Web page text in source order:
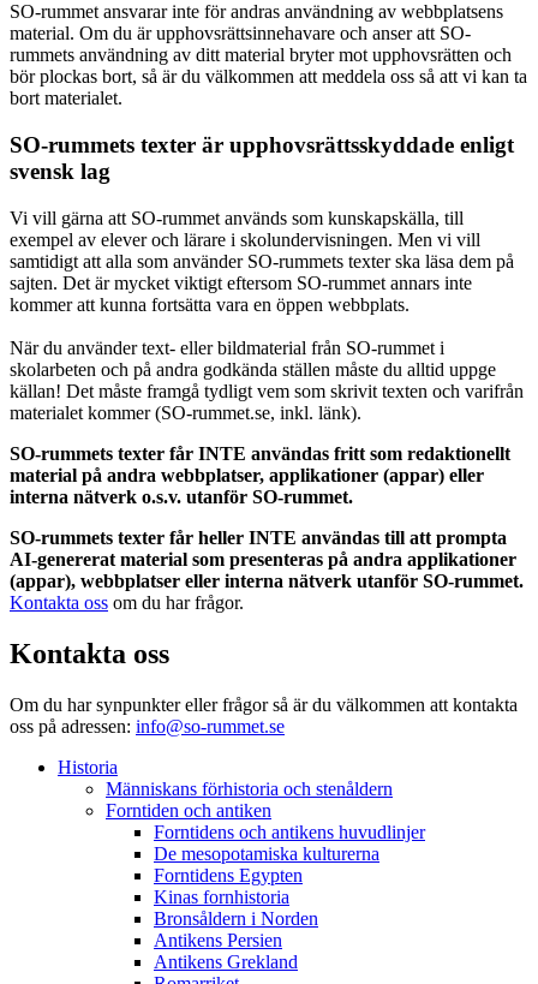
SO-rummet ansvarar inte för andras användning av webbplatsens
material. Om du är upphovsrättsinnehavare och anser att SO-
rummets användning av ditt material bryter mot upphovsrätten och
bör plockas bort, så är du välkommen att meddela oss så att vi kan ta
bort materialet.
SO-rummets texter är upphovsrättsskyddade enligt
svensk lag
Vi vill gärna att SO-rummet används som kunskapskälla, till
exempel av elever och lärare i skolundervisningen. Men vi vill
samtidigt att alla som använder SO-rummets texter ska läsa dem på
sajten. Det är mycket viktigt eftersom SO-rummet annars inte
kommer att kunna fortsätta vara en öppen webbplats.
När du använder text- eller bildmaterial från SO-rummet i
skolarbeten och på andra godkända ställen måste du alltid uppge
källan! Det måste framgå tydligt vem som skrivit texten och varifrån
materialet kommer (SO-rummet.se, inkl. länk).
SO-rummets texter får INTE användas fritt som redaktionellt
material på andra webbplatser, applikationer (appar) eller
interna nätverk o.s.v. utanför SO-rummet.
SO-rummets texter får heller INTE användas till att prompta
AI-genererat material som presenteras på andra applikationer
(appar), webbplatser eller interna nätverk utanför SO-rummet.
Kontakta oss om du har frågor.
Kontakta oss
Om du har synpunkter eller frågor så är du välkommen att kontakta
oss på adressen: info@so-rummet.se
Historia
Människans förhistoria och stenåldern
Forntiden och antiken
Forntidens och antikens huvudlinjer
De mesopotamiska kulturerna
Forntidens Egypten
Kinas fornhistoria
Bronsåldern i Norden
Antikens Persien
Antikens Grekland